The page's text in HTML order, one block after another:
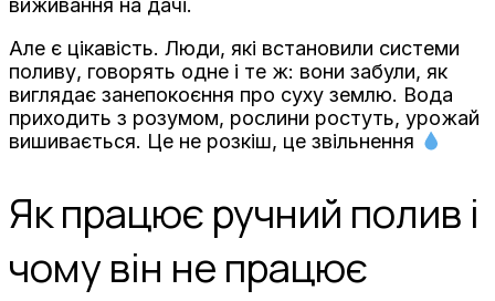
виживання на дачі.
Але є цікавість. Люди, які встановили системи
поливу, говорять одне і те ж: вони забули, як
виглядає занепокоєння про суху землю. Вода
приходить з розумом, рослини ростуть, урожай
вишивається. Це не розкіш, це звільнення
Як працює ручний полив і
чому він не працює